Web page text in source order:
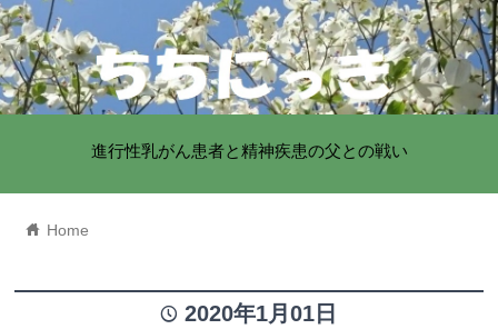
進行性乳がん患者と精神疾患の父との戦い
home Home
time 2020年1月01日